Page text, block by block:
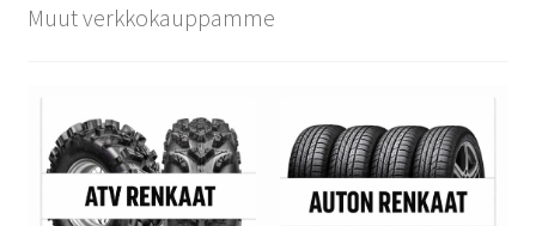
Muut verkkokauppamme